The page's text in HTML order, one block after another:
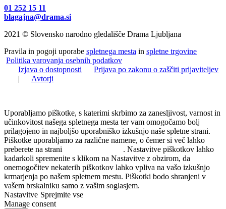
01 252 15 11
blagajna@drama.si
2021 © Slovensko narodno gledališče Drama Ljubljana
Pravila in pogoji uporabe spletnega mesta in spletne trgovine
Politika varovanja osebnih podatkov
Izjava o dostopnosti
Prijava po zakonu o zaščiti prijaviteljev
|
Avtorji
Uporabljamo piškotke, s katerimi skrbimo za zanesljivost, varnost in
učinkovitost našega spletnega mesta ter vam omogočamo bolj
prilagojeno in najboljšo uporabniško izkušnjo naše spletne strani.
Piškotke uporabljamo za različne namene, o čemer si več lahko
preberete na strani
. Nastavitve piškotkov lahko
kadarkoli spremenite s klikom na Nastavitve z obzirom, da
onemogočitev nekaterih piškotkov lahko vpliva na vašo izkušnjo
krmarjenja po našem spletnem mestu. Piškotki bodo shranjeni v
vašem brskalniku samo z vašim soglasjem.
Nastavitve Sprejmite vse
Manage consent